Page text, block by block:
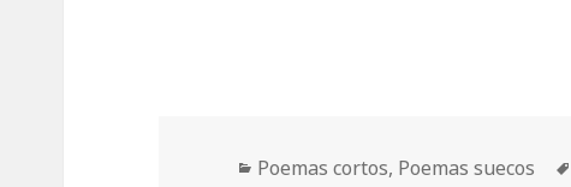
Categorías
Poemas cortos, Poemas suecos